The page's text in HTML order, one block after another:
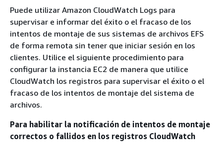
Puede utilizar Amazon CloudWatch Logs para
supervisar e informar del éxito o el fracaso de los
intentos de montaje de sus sistemas de archivos EFS
de forma remota sin tener que iniciar sesión en los
clientes. Utilice el siguiente procedimiento para
configurar la instancia EC2 de manera que utilice
CloudWatch los registros para supervisar el éxito o el
fracaso de los intentos de montaje del sistema de
archivos.
Para habilitar la notificación de intentos de montaje
correctos o fallidos en los registros CloudWatch